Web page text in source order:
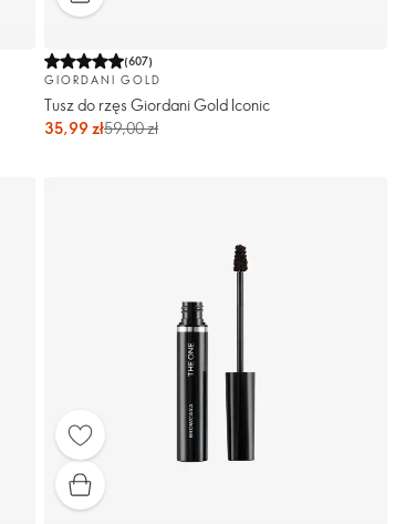
(607)
GIORDANI GOLD
Tusz do rzęs Giordani Gold Iconic
35,99 zł59,00 zł